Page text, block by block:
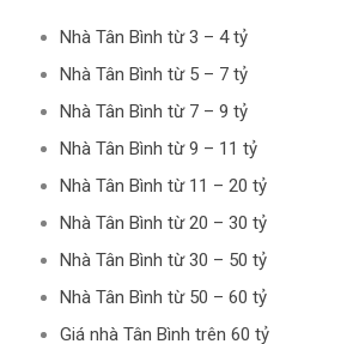
Nhà Tân Bình từ 3 – 4 tỷ
Nhà Tân Bình từ 5 – 7 tỷ
Nhà Tân Bình từ 7 – 9 tỷ
Nhà Tân Bình từ 9 – 11 tỷ
Nhà Tân Bình từ 11 – 20 tỷ
Nhà Tân Bình từ 20 – 30 tỷ
Nhà Tân Bình từ 30 – 50 tỷ
Nhà Tân Bình từ 50 – 60 tỷ
Giá nhà Tân Bình trên 60 tỷ